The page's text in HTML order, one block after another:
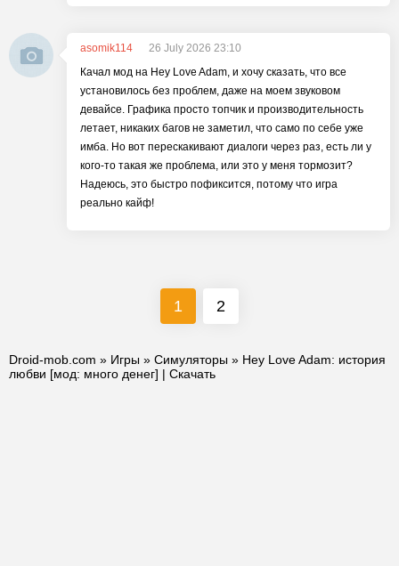
asomik114
26 July 2026 23:10
Качал мод на Hey Love Adam, и хочу сказать, что все
установилось без проблем, даже на моем звуковом
девайсе. Графика просто топчик и производительность
летает, никаких багов не заметил, что само по себе уже
имба. Но вот перескакивают диалоги через раз, есть ли у
кого-то такая же проблема, или это у меня тормозит?
Надеюсь, это быстро пофиксится, потому что игра
реально кайф!
1 2
Droid-mob.com » Игры » Симуляторы » Hey Love Adam: история
любви [мод: много денег] | Скачать